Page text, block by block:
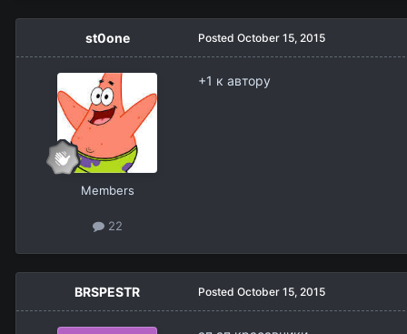
st0one
Members
22
Posted October 15, 2015
+1 к автору
BRSPESTR Posted October 15, 2015